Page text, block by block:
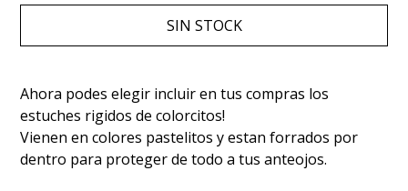
SIN STOCK
Ahora podes elegir incluir en tus compras los
estuches rigidos de colorcitos!
Vienen en colores pastelitos y estan forrados por
dentro para proteger de todo a tus anteojos.